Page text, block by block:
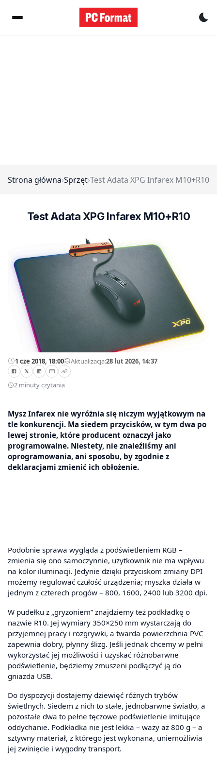
Strona główna›Sprzęt›Test Adata XPG Infarex M10+R10
Test Adata XPG Infarex M10+R10
1 cze 2018, 18:00—Aktualizacja:28 lut 2026, 14:37
2 minuty czytania
Mysz Infarex nie wyróżnia się niczym wyjątkowym na
tle konkurencji. Ma siedem przycisków, w tym dwa po
lewej stronie, które producent oznaczył jako
programowalne. Niestety, nie znaleźliśmy ani
oprogramowania, ani sposobu, by zgodnie z
deklaracjami zmienić ich obłożenie.
Podobnie sprawa wygląda z podświetleniem RGB –
zmienia się ono samoczynnie, użytkownik nie ma wpływu
na kolor iluminacji. Jedynie dzięki przyciskom zmiany DPI
możemy regulować czułość urządzenia; myszka działa w
jednym z czterech progów – 800, 1600, 2400 lub 3200 dpi.
W pudełku z „gryzoniem” znajdziemy też podkładkę o
nazwie R10. Jej wymiary 350×250 mm wystarczają do
przyjemnej pracy i rozgrywki, a twarda powierzchnia PVC
zapewnia dobry, płynny ślizg. Jeśli jednak chcemy w pełni
wykorzystać jej możliwości i uzyskać różnobarwne
podświetlenie, będziemy zmuszeni podłączyć ją do
gniazda USB.
Do dyspozycji dostajemy dziewięć różnych trybów
świetlnych. Siedem z nich to stałe, jednobarwne światło, a
pozostałe dwa to pełne tęczowe podświetlenie imitujące
oddychanie. Podkładka nie jest lekka – waży aż 800 g – a
sztywny materiał, z którego jest wykonana, uniemożliwia
jej zwinięcie i wygodny transport.